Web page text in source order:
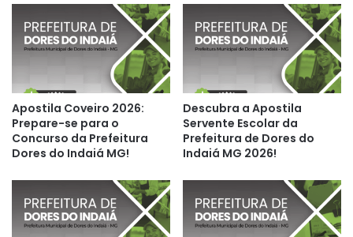
Apostila Coveiro 2026:
Prepare-se para o
Concurso da Prefeitura
Dores do Indaiá MG!
Descubra a Apostila
Servente Escolar da
Prefeitura de Dores do
Indaiá MG 2026!